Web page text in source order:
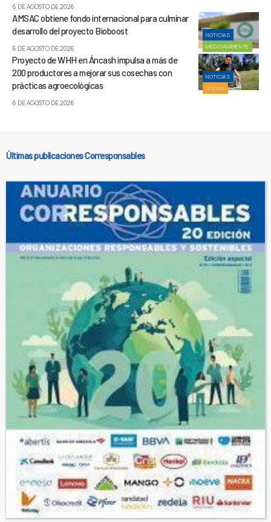
6 DE AGOSTO DE 2026
NOTICIAS
MEDIOAMBIENTE
AMSAC obtiene fondo internacional para culminar
desarrollo del proyecto Bioboost
6 DE AGOSTO DE 2026
NOTICIAS
SOCIAL
Proyecto de WHH en Áncash impulsa a más de
200 productores a mejorar sus cosechas con
prácticas agroecológicas
6 DE AGOSTO DE 2026
Últimas publicaciones Corresponsables